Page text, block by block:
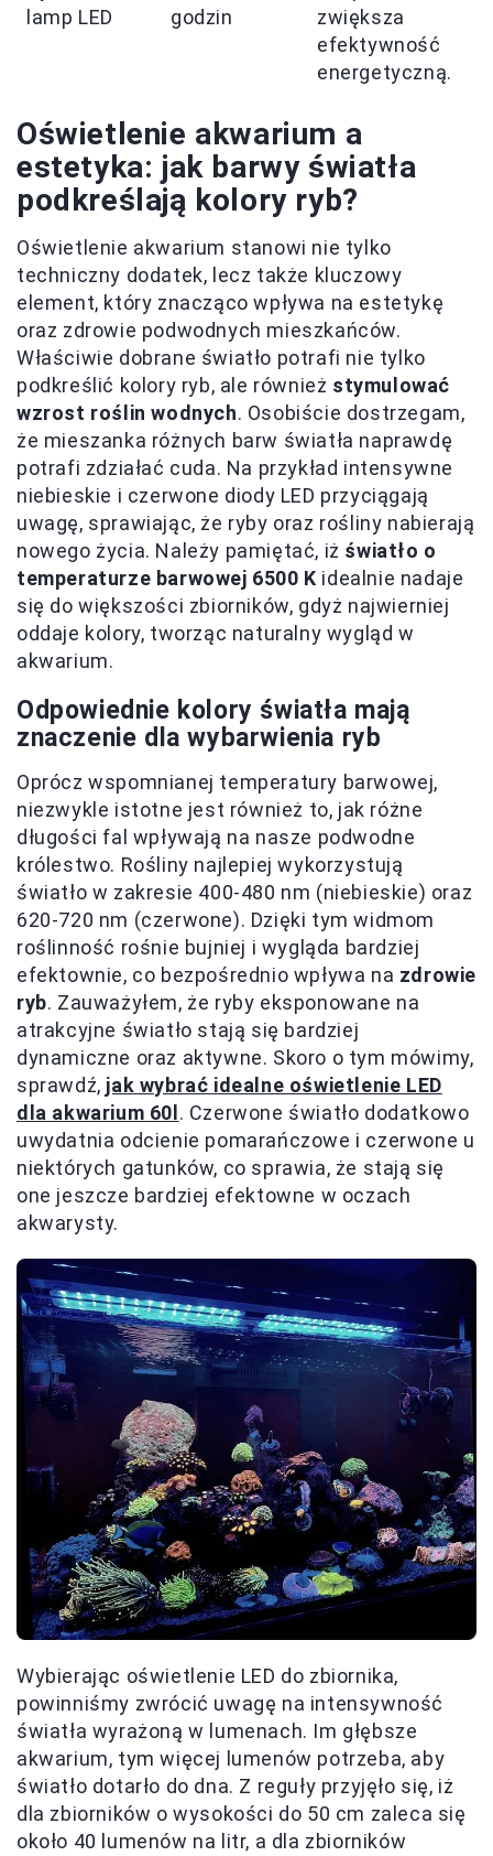
lamp LED
godzin
zwiększa
efektywność
energetyczną.
Oświetlenie akwarium a
estetyka: jak barwy światła
podkreślają kolory ryb?
Oświetlenie akwarium stanowi nie tylko
techniczny dodatek, lecz także kluczowy
element, który znacząco wpływa na estetykę
oraz zdrowie podwodnych mieszkańców.
Właściwie dobrane światło potrafi nie tylko
podkreślić kolory ryb, ale również stymulować
wzrost roślin wodnych. Osobiście dostrzegam,
że mieszanka różnych barw światła naprawdę
potrafi zdziałać cuda. Na przykład intensywne
niebieskie i czerwone diody LED przyciągają
uwagę, sprawiając, że ryby oraz rośliny nabierają
nowego życia. Należy pamiętać, iż światło o
temperaturze barwowej 6500 K idealnie nadaje
się do większości zbiorników, gdyż najwierniej
oddaje kolory, tworząc naturalny wygląd w
akwarium.
Odpowiednie kolory światła mają
znaczenie dla wybarwienia ryb
Oprócz wspomnianej temperatury barwowej,
niezwykle istotne jest również to, jak różne
długości fal wpływają na nasze podwodne
królestwo. Rośliny najlepiej wykorzystują
światło w zakresie 400-480 nm (niebieskie) oraz
620-720 nm (czerwone). Dzięki tym widmom
roślinność rośnie bujniej i wygląda bardziej
efektownie, co bezpośrednio wpływa na zdrowie
ryb. Zauważyłem, że ryby eksponowane na
atrakcyjne światło stają się bardziej
dynamiczne oraz aktywne. Skoro o tym mówimy,
sprawdź, jak wybrać idealne oświetlenie LED
dla akwarium 60l . Czerwone światło dodatkowo
uwydatnia odcienie pomarańczowe i czerwone u
niektórych gatunków, co sprawia, że stają się
one jeszcze bardziej efektowne w oczach
akwarysty.
Wybierając oświetlenie LED do zbiornika,
powinniśmy zwrócić uwagę na intensywność
światła wyrażoną w lumenach. Im głębsze
akwarium, tym więcej lumenów potrzeba, aby
światło dotarło do dna. Z reguły przyjęło się, iż
dla zbiorników o wysokości do 50 cm zaleca się
około 40 lumenów na litr, a dla zbiorników